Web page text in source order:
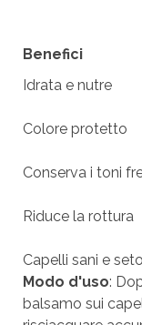
Benefici
Idrata e nutre
Colore protetto
Conserva i toni
Riduce la rottura
Capelli sani e
Modo d'uso:
balsamo sui